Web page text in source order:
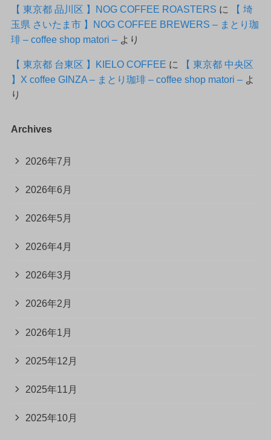
【 東京都 品川区 】NOG COFFEE ROASTERS に
【 埼
玉県 さいたま市 】NOG COFFEE BREWERS – まとり珈
琲 – coffee shop matori –より
【 東京都 台東区 】KIELO COFFEE に
【 東京都 中央区
】X coffee GINZA – まとり珈琲 – coffee shop matori –よ
り
Archives
2026年7月
2026年6月
2026年5月
2026年4月
2026年3月
2026年2月
2026年1月
2025年12月
2025年11月
2025年10月